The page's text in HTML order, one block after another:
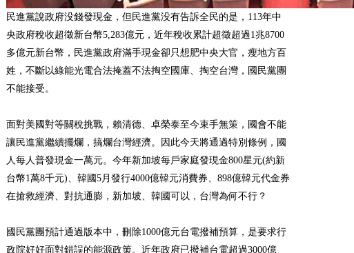
民進黨說政府没錢發現金，但民進黨没有告訴全民的是，113年中
央政府稅收超徵新台幣5,283億元，近年稅收累計超徵超過1兆8700
多億元新台幣，民進黨政府滿手現金卻只想肥中央大官，瘦地方百
姓，不斷以綠能光電合法掩蓋不法掏空國庫、掏空台灣，國民黨團
不能接受。
面對美國對等關稅挑戰，賴清德、卓榮泰至今束手無策，國會不能
讓民進黨繼續擺爛，搞爛台灣經濟。因此今天將通過特別條例，國
人每人普發現金一萬元。今年新加坡每戶家庭發現金800星元(約新
台幣1萬8千元)、韓國5月發行4000億韓元消費券、898億韓元代金券
在搶救經濟、對抗通膨，新加坡、韓國可以，台灣為何不行？
國民黨團預計通過版本中，刪除1000億元台電撥補預算，是要求行
政院好好面對錯誤的能源政策。近年政府已撥補台電超過3000億